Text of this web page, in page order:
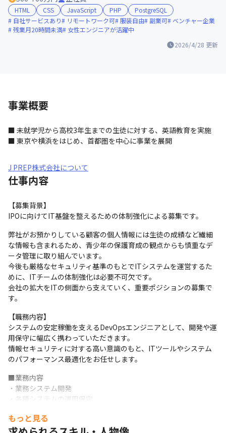
2026/4/28 更新
HTML CSS JavaScript PHP
PostgreSQL
自社サービスあり
リモートワーク可 服装自由 副業可
ベンチャー企業
残業月20時間未満
女性エンジニアが活躍中
事業概要
■ 未就学児から高校3年生までの生徒に対する、英語教育を実施
■ 東京や横浜をはじめ、首都圏を中心に事業を展開
J PREP株式会社について
仕事内容
【募集背景】
IPOに向けてIT基盤を整えるための体制強化による募集です。
弊社がお預かりしている顧客の個人情報には生徒の成績など繊細
な情報も含まれるため、青少年の保護育成の観点からも慎重なデ
ータ管理に取り組んでいます。
今後も厳格なセキュリティ基準のもとでITシステムを運営するた
めに、ITチームの体制強化は必要不可欠です。
会社の拡大をITの側面から支えていく、重要ポジションの募集で
す。
【職務内容】
システムの安定稼働を支えるDevOpsエンジニアとして、開発や運
用保守に幅広く携わっていただきます。
情報セキュリティに対する高い意識のもと、ITツールやシステム
のパフォーマンス最適化をお任せします。
■業務内容
・業務システム開発
・各種システムの運用保守
・情報セキュリティ対応
・トラブルシューティング対応
もっと見る